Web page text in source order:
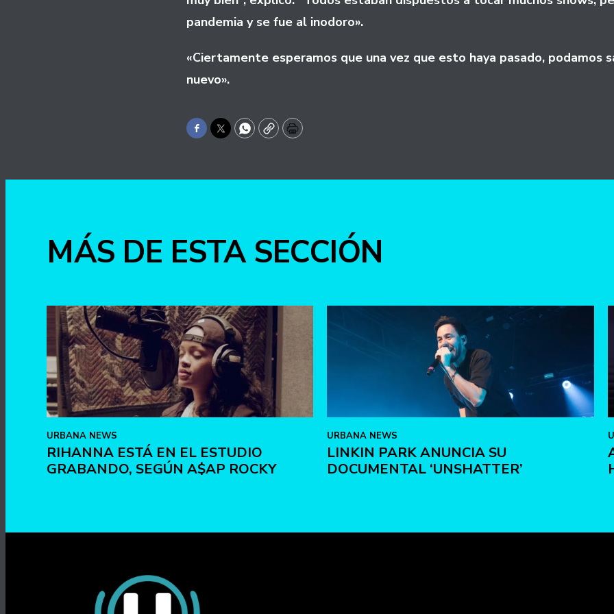
pandemia y se fue al inodoro».
«Ciertamente esperamos que una vez que esto haya pasado, podamos
nuevo».
Facebook
TwitterWhatsApp
CopyPrint
MÁS DE ESTA SECCIÓN
URBANA NEWS
RIHANNA ESTÁ EN EL ESTUDIO
GRABANDO, SEGÚN A$AP ROCKY
URBANA NEWS
LINKIN PARK ANUNCIA SU
DOCUMENTAL ‘UNSHATTER’